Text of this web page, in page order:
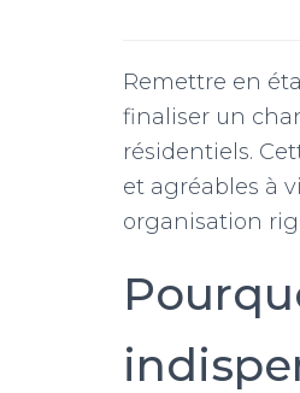
Remettre en
finaliser un
résidentiels.
et agréables à
organisation